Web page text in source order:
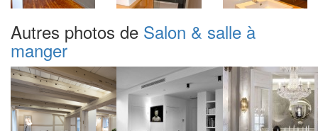
Autres photos de Salon & salle à
manger